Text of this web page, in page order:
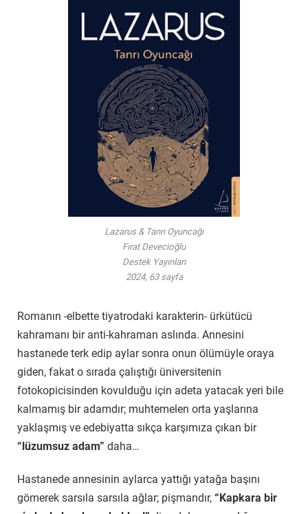
Lazarus & Tanrı Oyuncağı
Fırat Devecioğlu
Destek Yayınları
2024, 63 sayfa
Romanın -elbette tiyatrodaki karakterin- ürkütücü
kahramanı bir anti-kahraman aslında. Annesini
hastanede terk edip aylar sonra onun ölümüyle oraya
giden, fakat o sırada çalıştığı üniversitenin
fotokopicisinden kovulduğu için adeta yatacak yeri bile
kalmamış bir adamdır; muhtemelen orta yaşlarına
yaklaşmış ve edebiyatta sıkça karşımıza çıkan bir
“lüzumsuz adam” daha…
Hastanede annesinin aylarca yattığı yatağa başını
gömerek sarsıla sarsıla ağlar; pişmandır, “Kapkara bir